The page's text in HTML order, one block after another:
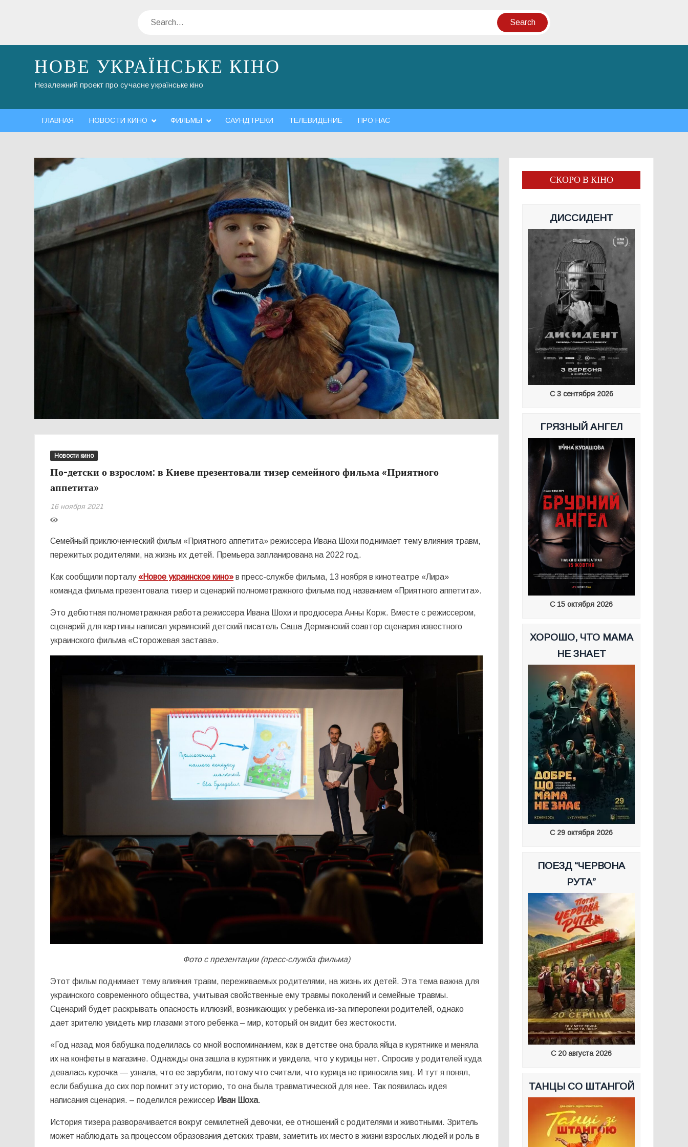
Search
НОВЕ УКРАЇНСЬКЕ КІНО
Незалежний проект про сучасне українське кіно
ГЛАВНАЯ НОВОСТИ КИНО ФИЛЬМЫ САУНДТРЕКИ ТЕЛЕВИДЕНИЕ ПРО НАС
Новости кино
По-детски о взрослом: в Киеве презентовали тизер семейного фильма «Приятного
аппетита»
16 ноября 2021
Семейный приключенческий фильм «Приятного аппетита» режиссера Ивана Шохи поднимает тему влияния травм,
пережитых родителями, на жизнь их детей. Премьера запланирована на 2022 год.
Как сообщили порталу «Новое украинское кино»в пресс-службе фильма, 13 ноября в кинотеатре «Лира»
команда фильма презентовала тизер и сценарий полнометражного фильма под названием «Приятного аппетита».
Это дебютная полнометражная работа режиссера Ивана Шохи и продюсера Анны Корж. Вместе с режиссером,
сценарий для картины написал украинский детский писатель Саша Дерманский соавтор сценария известного
украинского фильма «Сторожевая застава».
Фото с презентации (пресс-служба фильма)
Этот фильм поднимает тему влияния травм, переживаемых родителями, на жизнь их детей. Эта тема важна для
украинского современного общества, учитывая свойственные ему травмы поколений и семейные травмы.
Сценарий будет раскрывать опасность иллюзий, возникающих у ребенка из-за гиперопеки родителей, однако
дает зрителю увидеть мир глазами этого ребенка – мир, который он видит без жестокости.
«Год назад моя бабушка поделилась со мной воспоминанием, как в детстве она брала яйца в курятнике и меняла
их на конфеты в магазине. Однажды она зашла в курятник и увидела, что у курицы нет. Спросив у родителей куда
девалась курочка — узнала, что ее зарубили, потому что считали, что курица не приносила яиц. И тут я понял,
если бабушка до сих пор помнит эту историю, то она была травматической для нее. Так появилась идея
написания сценария. – поделился режиссер Иван Шоха.
История тизера разворачивается вокруг семилетней девочки, ее отношений с родителями и животными. Зритель
может наблюдать за процессом образования детских травм, заметить их место в жизни взрослых людей и роль в
СКОРО В КІНО
ДИССИДЕНТ
С 3 сентября 2026
ГРЯЗНЫЙ АНГЕЛ
С 15 октября 2026
ХОРОШО, ЧТО МАМА
НЕ ЗНАЕТ
С 29 октября 2026
ПОЕЗД “ЧЕРВОНА
РУТА”
С 20 августа 2026
ТАНЦЫ СО ШТАНГОЙ